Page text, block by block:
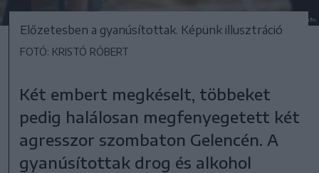
Előzetesben a gyanúsítottak. Képünk illusztráció
FOTÓ: KRISTÓ RÓBERT
Két embert megkéselt, többeket
pedig halálosan megfenyegetett két
agresszor szombaton Gelencén. A
gyanúsítottak drog és alkohol